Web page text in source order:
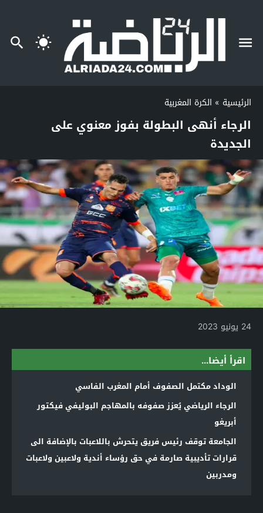
الرئيسية » الكرة المغربية
الرجاء أنهى البطولة بفوز معنوي على
الجديدة
24 يونيو 2023
اقرأ أيضا...
الوداد مكتمل الصفوف أمام المغرب الفاسي
الرجاء الرياضي يُعزز صفوفه بالمهاجم البوليفي فيكتور
أبريغو
الجامعة توقف رئيس فريق يتحرش باللاعبات بالإضافة الى
قرارات تأديبية صارمة في حق رؤساء أندية ولاعبين ولاعبات
ومدربين